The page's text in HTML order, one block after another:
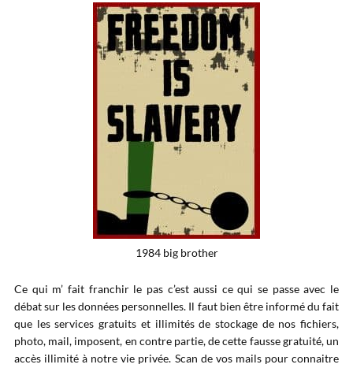
1984 big brother
Ce qui m’ fait franchir le pas c’est aussi ce qui se passe avec le
débat sur les données personnelles. Il faut bien être informé du fait
que les services gratuits et illimités de stockage de nos fichiers,
photo, mail, imposent, en contre partie, de cette fausse gratuité, un
accès illimité à notre vie privée. Scan de vos mails pour connaitre